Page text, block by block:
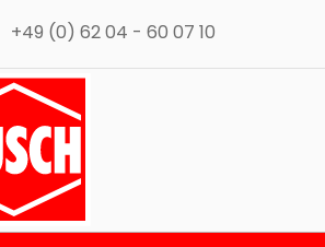
+49 (0) 62 04 - 60 07 10